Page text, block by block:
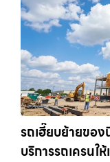
รถเฮี๊ยบย้ายขอ
บริการรถเครนใ